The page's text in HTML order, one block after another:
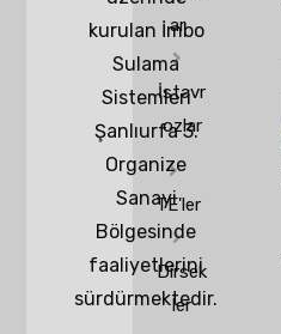
kurulan İmbo
Sulama
Sistemleri
Şanlıurfa 3.
Organize
Sanayi
Bölgesinde
faaliyetlerini
sürdürmektedir.
ar
İstavr
ozlar
TE'ler
Dirsek
ler